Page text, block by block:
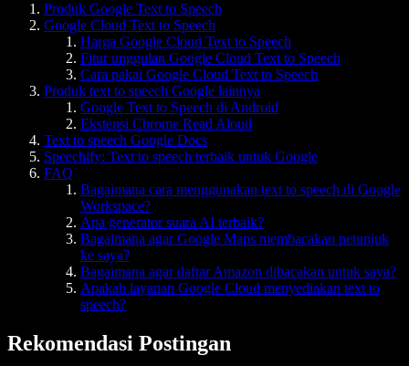
Produk Google Text to Speech
Google Cloud Text to Speech
Harga Google Cloud Text to Speech
Fitur unggulan Google Cloud Text to Speech
Cara pakai Google Cloud Text to Speech
Produk text to speech Google lainnya
Google Text to Speech di Android
Ekstensi Chrome Read Aloud
Text to speech Google Docs
Speechify: Text to speech terbaik untuk Google
FAQ
Bagaimana cara menggunakan text to speech di Google
Workspace?
Apa generator suara AI terbaik?
Bagaimana agar Google Maps membacakan petunjuk
ke saya?
Bagaimana agar daftar Amazon dibacakan untuk saya?
Apakah layanan Google Cloud menyediakan text to
speech?
Rekomendasi Postingan